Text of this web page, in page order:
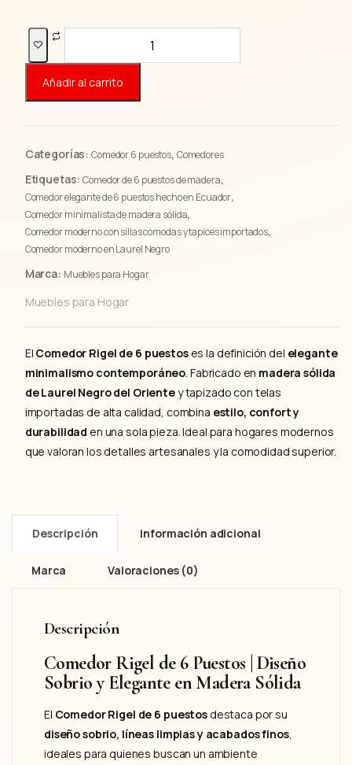
Diseño
y
Elegante
Madera
cantidad
Añadir al carrito
Categorías:Comedor 6 puestos, Comedores
Etiquetas:Comedor de 6 puestos de madera,
Comedor elegante de 6 puestos hecho en Ecuador,
Comedor minimalista de madera sólida,
Comedor moderno con sillas cómodas y tapices importados,
Comedor moderno en Laurel Negro
Marca: Muebles para Hogar
Muebles para Hogar
El Comedor Rigel de 6 puestoses la definición del elegante
minimalismo contemporáneo. Fabricado en madera sólida
de Laurel Negro del Orientey tapizado con telas
importadas de alta calidad, combina estilo, confort y
durabilidad en una sola pieza. Ideal para hogares modernos
que valoran los detalles artesanales y la comodidad superior.
Descripción Información adicional
Marca Valoraciones (0)
Descripción
Comedor Rigel de 6 Puestos | Diseño
Sobrio y Elegante en Madera Sólida
El Comedor Rigel de 6 puestosdestaca por su
diseño sobrio, líneas limpias y acabados finos,
ideales para quienes buscan un ambiente